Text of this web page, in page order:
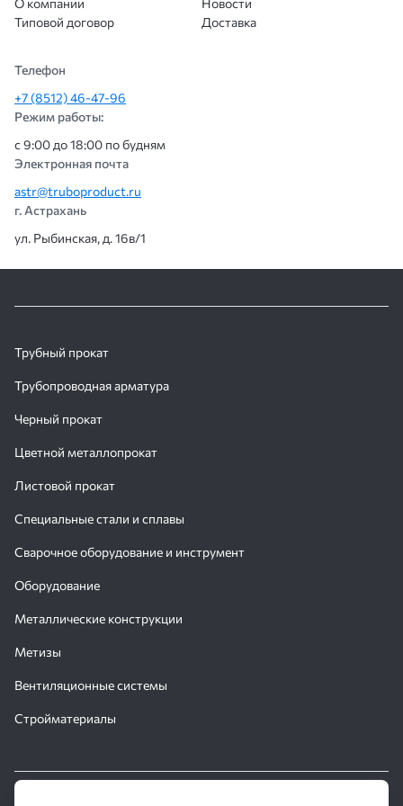
О компании
Типовой договор
Новости
Доставка
Телефон
+7 (8512) 46-47-96
Режим работы:
с 9:00 до 18:00 по будням
Электронная почта
astr@truboproduct.ru
г. Астрахань
ул. Рыбинская, д. 16в/1
Трубный прокат
Трубопроводная арматура
Черный прокат
Цветной металлопрокат
Листовой прокат
Специальные стали и сплавы
Сварочное оборудование и инструмент
Оборудование
Металлические конструкции
Метизы
Вентиляционные системы
Стройматериалы